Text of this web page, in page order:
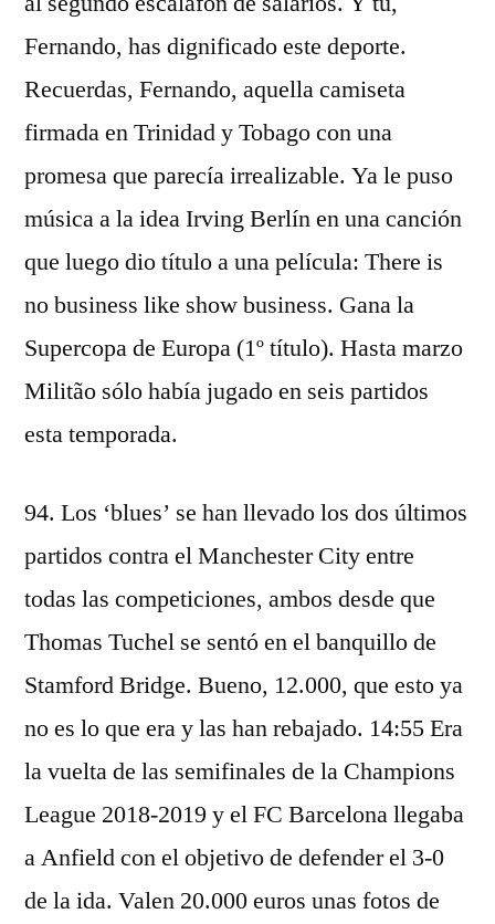
Fernando, has dignificado este deporte.
Recuerdas, Fernando, aquella camiseta
firmada en Trinidad y Tobago con una
promesa que parecía irrealizable. Ya le puso
música a la idea Irving Berlín en una canción
que luego dio título a una película: There is
no business like show business. Gana la
Supercopa de Europa (1º título). Hasta marzo
Militão sólo había jugado en seis partidos
esta temporada.
94. Los ‘blues’ se han llevado los dos últimos
partidos contra el Manchester City entre
todas las competiciones, ambos desde que
Thomas Tuchel se sentó en el banquillo de
Stamford Bridge. Bueno, 12.000, que esto ya
no es lo que era y las han rebajado. 14:55 Era
la vuelta de las semifinales de la Champions
League 2018-2019 y el FC Barcelona llegaba
a Anfield con el objetivo de defender el 3-0
de la ida. Valen 20.000 euros unas fotos de